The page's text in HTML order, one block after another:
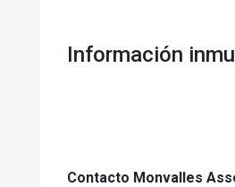
Información
Contacto Monvalles